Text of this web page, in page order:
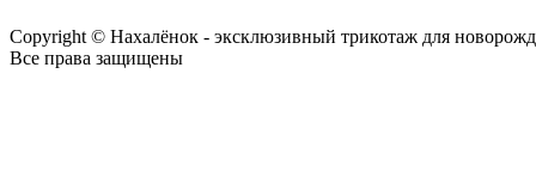
Copyright © Нахалёнок - эксклюзивный трикотаж для
Все права защищены